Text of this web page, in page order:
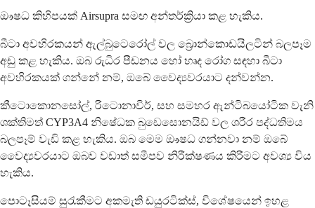
ඖෂධ කිහිපයක් Airsupra සමඟ අන්තර්ක්‍රියා කළ හැකිය.
බීටා අවහිරකයන් ඇල්බුටෙරෝල් වල බ්‍රොන්කොඩයිලටින් බලපෑම
අඩු කළ හැකිය. ඔබ රුධිර පීඩනය හෝ හෘද රෝග සඳහා බීටා
අවහිරකයක් ගන්නේ නම්, ඔබේ වෛද්‍යවරයාට දන්වන්න.
කීටොකොනසෝල්, රිටොනාවිර්, සහ සමහර ඇන්ටිබයෝටික වැනි
ශක්තිමත් CYP3A4 නිෂේධක බුඩෙසොනයිඩ් වල ශරීර පද්ධතිමය
බලපෑම් වැඩි කළ හැකිය. ඔබ මෙම ඖෂධ ගන්නවා නම් ඔබේ
වෛද්‍යවරයාට ඔබව වඩාත් සමීපව නිරීක්ෂණය කිරීමට අවශ්‍ය විය
හැකිය.
පොටෑසියම් සුරැකීමට අකමැති ඩයුරටික්ස්, විශේෂයෙන් ඉහළ